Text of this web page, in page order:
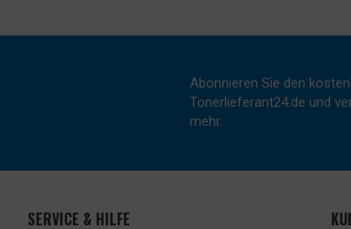
Abonnieren Sie den
Tonerlieferant24.de und
mehr.
SERVICE & HILFE